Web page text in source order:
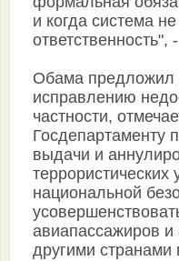
и когда система
Обама предложил
исправлению
частности,
Госдепартаменту
выдачи и
террористических
национальной
авиапассажиров и
другими странами